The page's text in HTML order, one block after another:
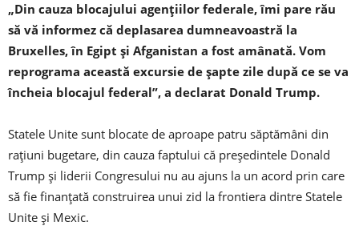
„Din cauza blocajului agenţiilor federale, îmi pare rău
să vă informez că deplasarea dumneavoastră la
Bruxelles, în Egipt şi Afganistan a fost amânată. Vom
reprograma această excursie de şapte zile după ce se va
încheia blocajul federal”, a declarat Donald Trump.
Statele Unite sunt blocate de aproape patru săptămâni din
raţiuni bugetare, din cauza faptului că președintele Donald
Trump şi liderii Congresului nu au ajuns la un acord prin care
să fie finanţată construirea unui zid la frontiera dintre Statele
Unite şi Mexic.